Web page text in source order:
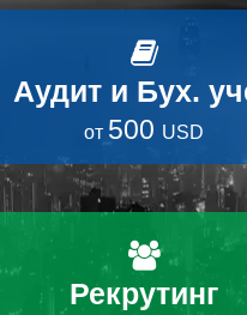
Аудит и Бух.
от 500 USD
Рекрутинг